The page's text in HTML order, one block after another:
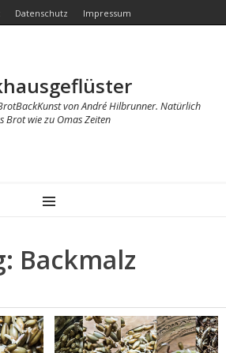
Datenschutz Impressum
von André Hilbrunner. Natürlich
Brot wie zu Omas Zeiten
MENU
Backmalz